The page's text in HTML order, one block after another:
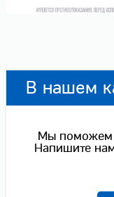
В нашем
Мы поможем
Напишите